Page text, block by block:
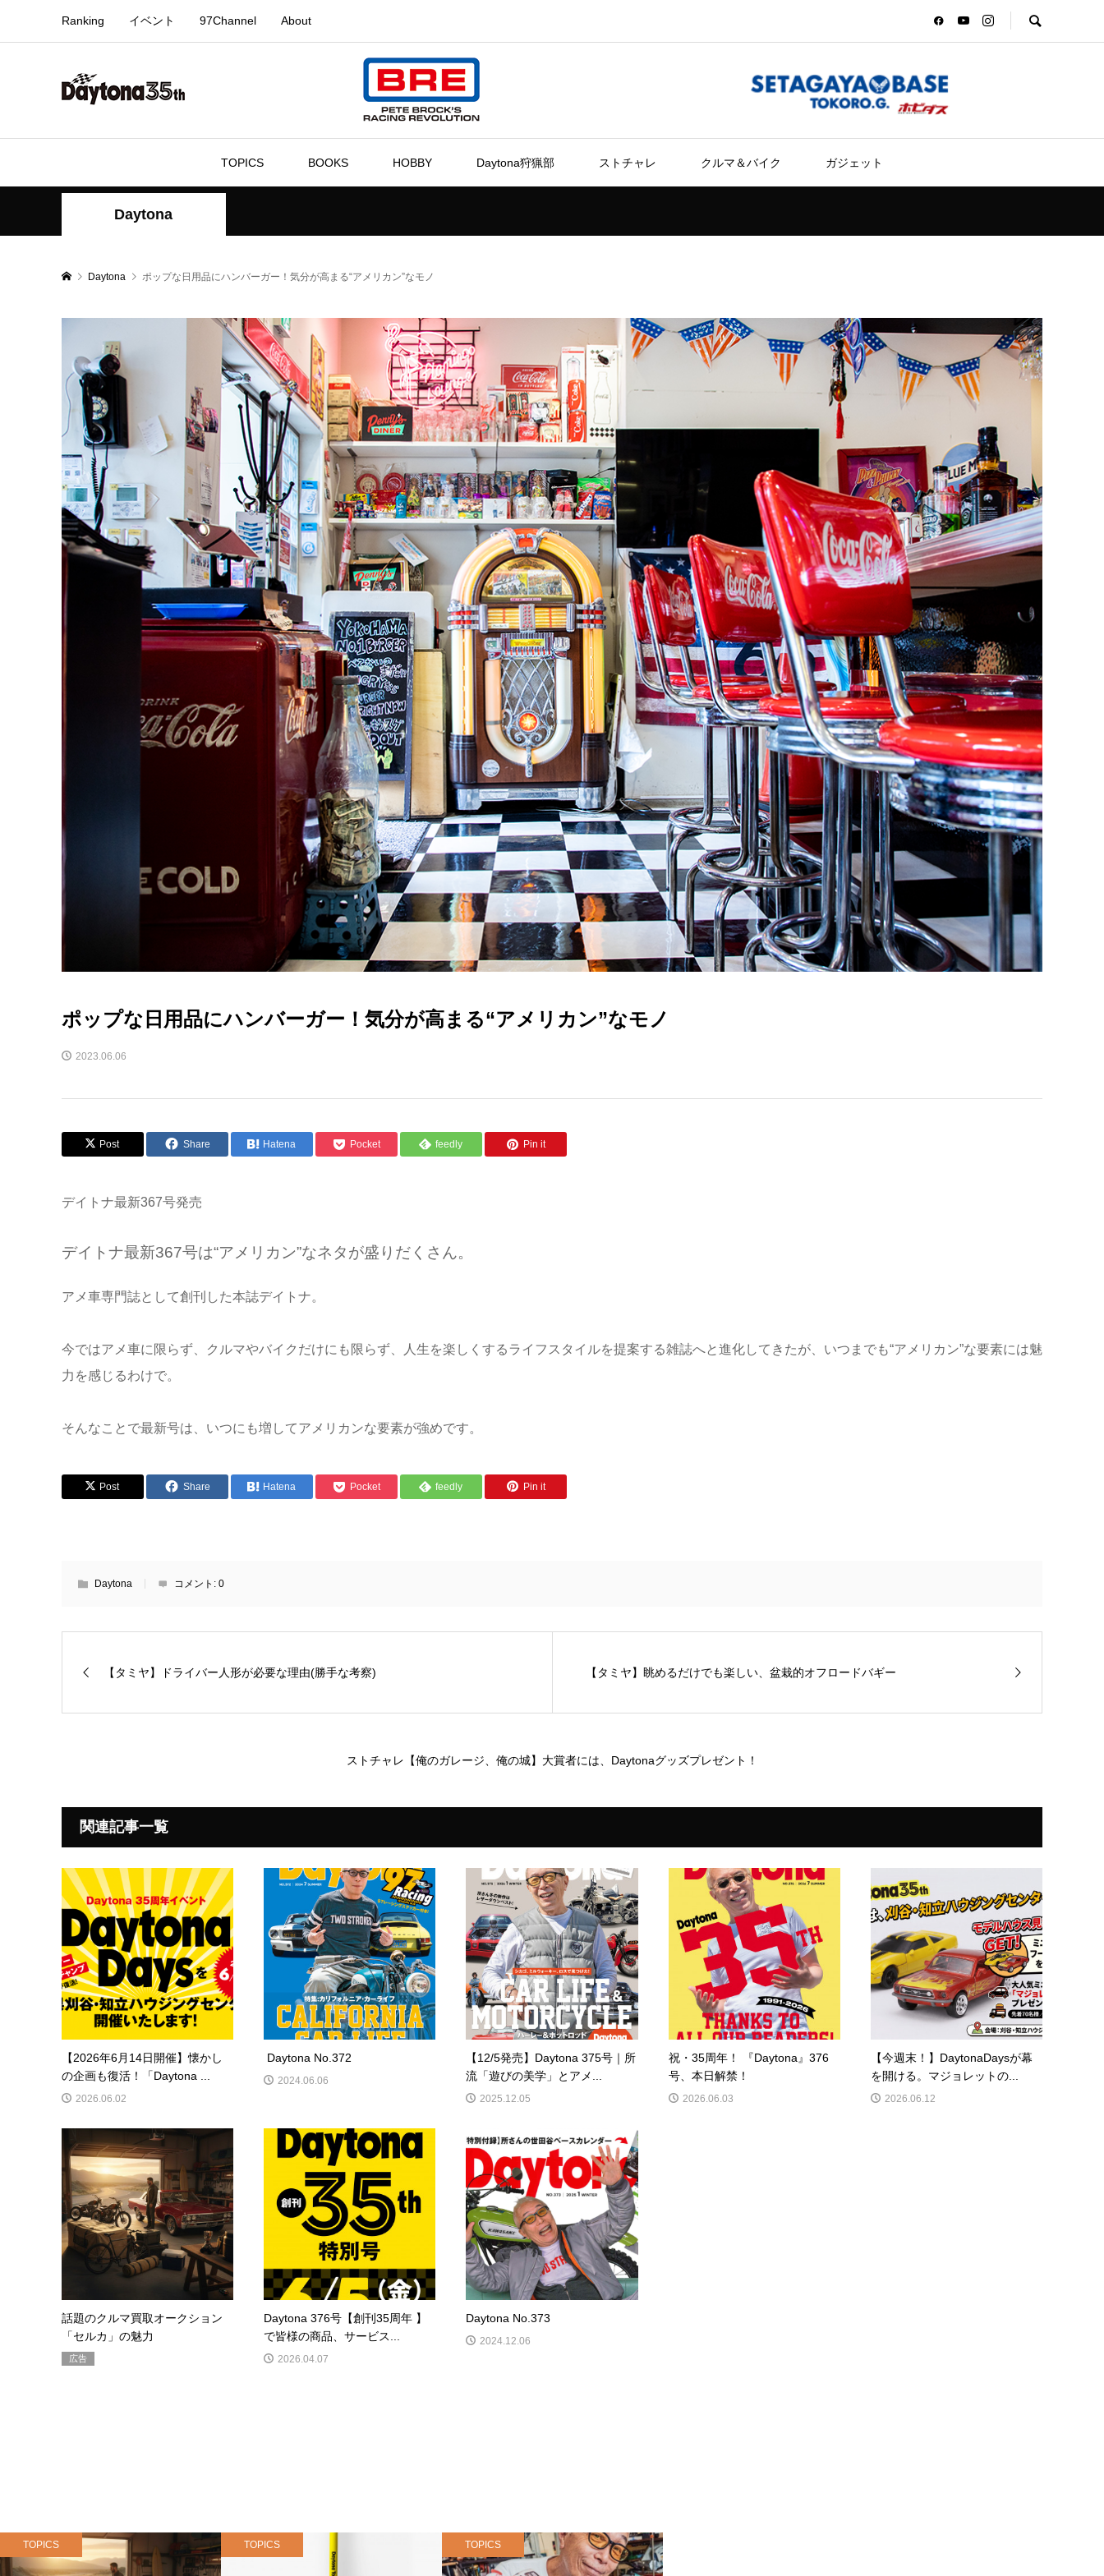
Ranking イベント 97Channel About
TOPICS BOOKS HOBBY Daytona狩猟部 ストチャレ クルマ＆バイク ガジェット
Daytona
Daytona ポップな日用品にハンバーガー！気分が高まる“アメリカン”なモノ
ポップな日用品にハンバーガー！気分が高まる“アメリカン”なモノ
2023.06.06
Post Share Hatena Pocket feedly Pin it
デイトナ最新367号発売
デイトナ最新367号は“アメリカン”なネタが盛りだくさん。
アメ車専門誌として創刊した本誌デイトナ。
今ではアメ車に限らず、クルマやバイクだけにも限らず、人生を楽しくするライフスタイルを提案する雑誌へと進化してきたが、いつまでも“アメリカン”な要素には魅
力を感じるわけで。
そんなことで最新号は、いつにも増してアメリカンな要素が強めです。
Post Share Hatena Pocket feedly Pin it
Daytona コメント: 0
【タミヤ】ドライバー人形が必要な理由(勝手な考察) 【タミヤ】眺めるだけでも楽しい、盆栽的オフロードバギー
ストチャレ【俺のガレージ、俺の城】大賞者には、Daytonaグッズプレゼント！
関連記事一覧
【2026年6月14日開催】懐かし
の企画も復活！「Daytona ...
2026.06.02
Daytona No.372
2024.06.06
【12/5発売】Daytona 375号｜所
流「遊びの美学」とアメ...
2025.12.05
祝・35周年！ 『Daytona』376
号、本日解禁！
2026.06.03
【今週末！】DaytonaDaysが幕
を開ける。マジョレットの...
2026.06.12
話題のクルマ買取オークション
「セルカ」の魅力
広告
Daytona 376号【創刊35周年 】
で皆様の商品、サービス...
2026.04.07
Daytona No.373
2024.12.06
TOPICS TOPICS TOPICS